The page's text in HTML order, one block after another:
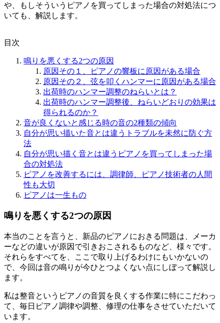
や、もしそういうピアノを買ってしまった場合の対処法につ
いても、解説します。
目次
鳴りを悪くする2つの原因
原因その１、ピアノの響板に原因がある場合
原因その２、弦を叩くハンマーに原因がある場合
出荷時のハンマー調整のねらいとは？
出荷時のハンマー調整後、ねらいどおりの効果は
得られるのか？
音が良くないと感じる時の音の2種類の傾向
自分が思い描いた音とは違うトラブルを未然に防ぐ方
法
自分が思い描く音とは違うピアノを買ってしまった場
合の対処法
ピアノを改善するには、調律師、ピアノ技術者の人間
性も大切
ピアノは一生もの
鳴りを悪くする2つの原因
本当のことを言うと、新品のピアノにおきる問題は、メーカ
ーなどの違いが原因で引きおこされるものなど、様々です。
それらをすべてを、ここで取り上げるわけにもいかないの
で、今回は音の鳴りが今ひとつよくない点にしぼって解説し
ます。
私は整音というピアノの音質を良くする作業に特にこだわっ
て、毎日ピアノ調律や調整、修理の仕事をさせていただいて
います。